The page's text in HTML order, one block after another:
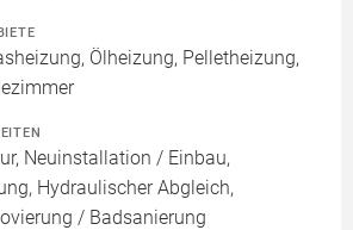
Ölheizung, Pelletheizung,
Neuinstallation / Einbau,
Hydraulischer Abgleich,
/ Badsanierung